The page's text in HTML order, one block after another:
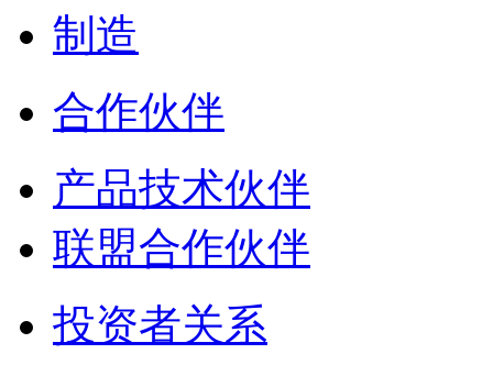
制造
合作伙伴
产品技术伙伴
联盟合作伙伴
投资者关系